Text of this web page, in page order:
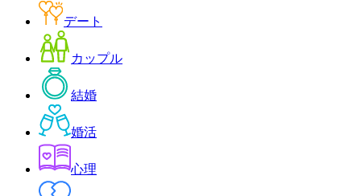
デート
カップル
結婚
婚活
心理